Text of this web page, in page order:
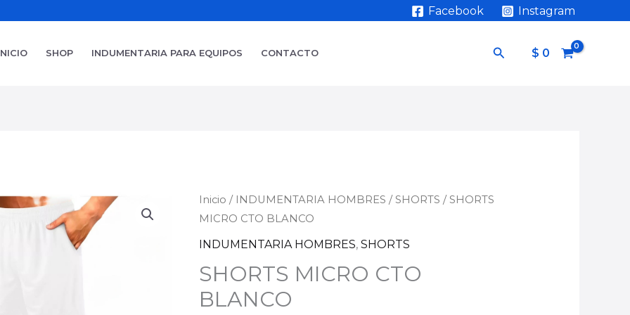
Facebook Instagram
SHOP INDUMENTARIA PARA EQUIPOS CONTACTO Buscar$ 0
Inicio / INDUMENTARIA HOMBRES /SHORTS / SHORTS
MICRO CTO BLANCO
INDUMENTARIA HOMBRES,SHORTS
SHORTS MICRO CTO
BLANCO
SHORTS
MICRO
CTO
cantidad